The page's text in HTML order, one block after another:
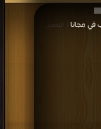
في مجانا | التحميل :